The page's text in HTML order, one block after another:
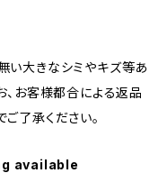
い大きなシミやキズ等あ
、お客様都合による返品
了承ください。
available